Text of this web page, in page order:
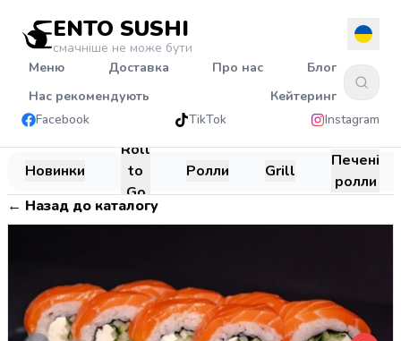
ENTO SUSHI
смачніше не може бути
Меню
Доставка Про нас
Блог
Нас рекомендують
Кейтеринг
Facebook
TikTok Instagram
Новинки
Roll
to
Go
Ролли Grill
Печені
ролли
← Назад до каталогу